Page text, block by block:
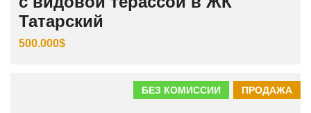
Татарский
500.000$
ПРОДАЖА
БЕЗ КОМИССИИ